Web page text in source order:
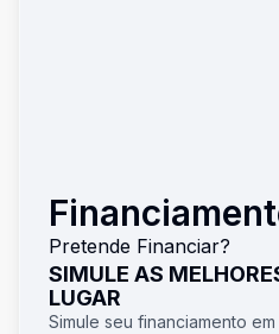
Pretende Financiar?
SIMULE AS
LUGAR
Simule seu financiamento